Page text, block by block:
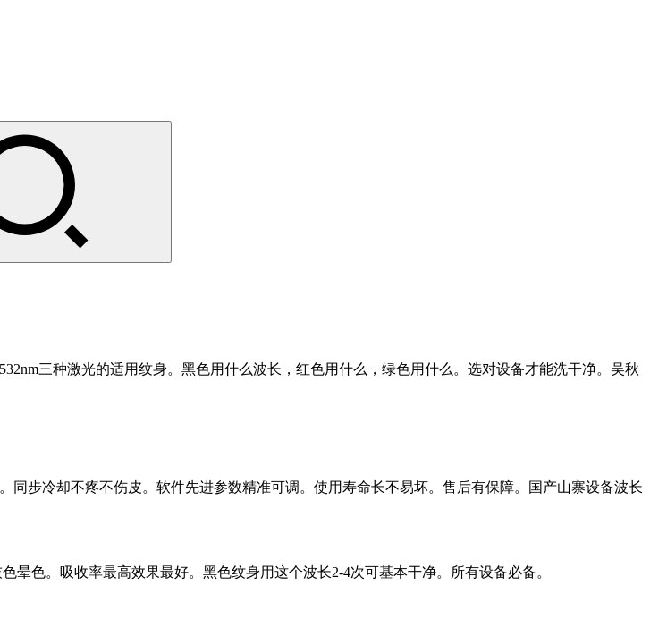
三种激光的适用纹身。黑色用什么波长，红色用什么，绿色用什么。选对设备才能洗干净。吴秋
步冷却不疼不伤皮。软件先进参数精准可调。使用寿命长不易坏。售后有保障。国产山寨设备波长
色。吸收率最高效果最好。黑色纹身用这个波长2-4次可基本干净。所有设备必备。